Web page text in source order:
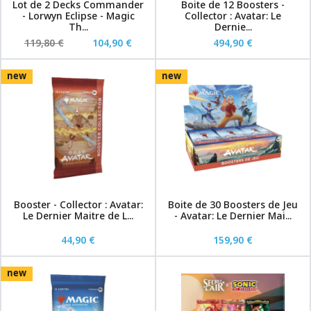
Lot de 2 Decks Commander
- Lorwyn Eclipse - Magic
Th...
119,80 €
104,90 €
Boite de 12 Boosters -
Collector : Avatar: Le
Dernie...
494,90 €
new
Booster - Collector : Avatar:
Le Dernier Maitre de L...
44,90 €
new
Boite de 30 Boosters de Jeu
- Avatar: Le Dernier Mai...
159,90 €
new